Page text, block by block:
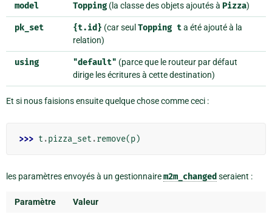
model Topping (la classe des objets ajoutés à Pizza)
pk_set {t.id} (car seul Topping ta été ajouté à la
relation)
using "default" (parce que le routeur par défaut
dirige les écritures à cette destination)
Et si nous faisions ensuite quelque chose comme ceci :
>>> t .pizza_set .remove(p)
les paramètres envoyés à un gestionnairem2m_changedseraient :
Paramètre Valeur